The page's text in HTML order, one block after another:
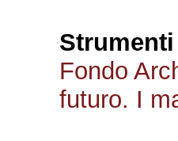
Fondo
futuro. I